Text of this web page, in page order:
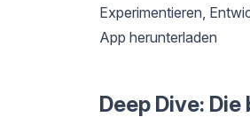
Experimentieren,
App herunterladen
Deep Dive: